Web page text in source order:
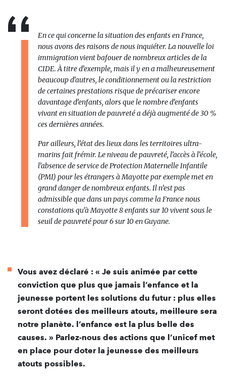
En ce qui concerne la situation des enfants en France,
nous avons des raisons de nous inquiéter. La nouvelle loi
immigration vient bafouer de nombreux articles de la
CIDE. À titre d’exemple, mais il y en a malheureusement
beaucoup d’autres, le conditionnement ou la restriction
de certaines prestations risque de précariser encore
davantage d’enfants, alors que le nombre d’enfants
vivant en situation de pauvreté a déjà augmenté de 30 %
ces dernières années.
Par ailleurs, l’état des lieux dans les territoires ultra-
marins fait frémir. Le niveau de pauvreté, l’accès à l’école,
l’absence de service de Protection Maternelle Infantile
(PMI) pour les étrangers à Mayotte par exemple met en
grand danger de nombreux enfants. Il n’est pas
admissible que dans un pays comme la France nous
constations qu’à Mayotte 8 enfants sur 10 vivent sous le
seuil de pauvreté pour 6 sur 10 en Guyane.
Vous avez déclaré : « Je suis animée par cette
conviction que plus que jamais l’enfance et la
jeunesse portent les solutions du futur : plus elles
seront dotées des meilleurs atouts, meilleure sera
notre planète. l’enfance est la plus belle des
causes. » Parlez-nous des actions que l’unicef met
en place pour doter la jeunesse des meilleurs
atouts possibles.